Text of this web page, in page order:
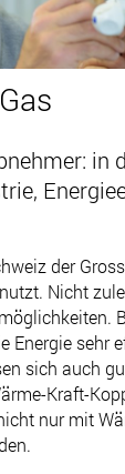
in
der
Nicht
Energie sehr
sich auch
Kraft-
nur mit